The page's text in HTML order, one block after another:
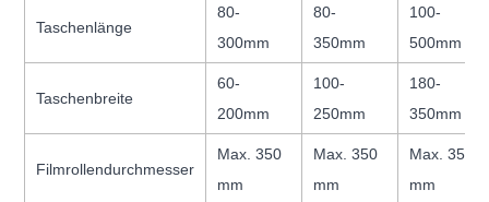
Taschenlänge
80-
300mm
80-
350mm
100-
500mm
Taschenbreite
60-
200mm
100-
250mm
180-
350mm
Filmrollendurchmesser
Max. 350
mm
Max. 350
mm
Max. 350
mm